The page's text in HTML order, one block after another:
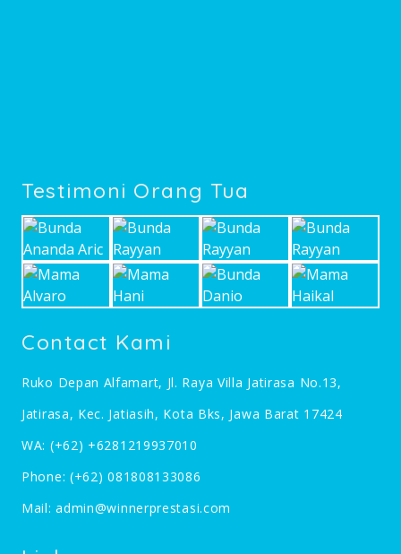
Testimoni Orang Tua
Contact Kami
Ruko Depan Alfamart, Jl. Raya Villa Jatirasa No.13,
Jatirasa, Kec. Jatiasih, Kota Bks, Jawa Barat 17424
WA: (+62) +6281219937010
Phone: (+62) 081808133086
Mail:admin@winnerprestasi.com